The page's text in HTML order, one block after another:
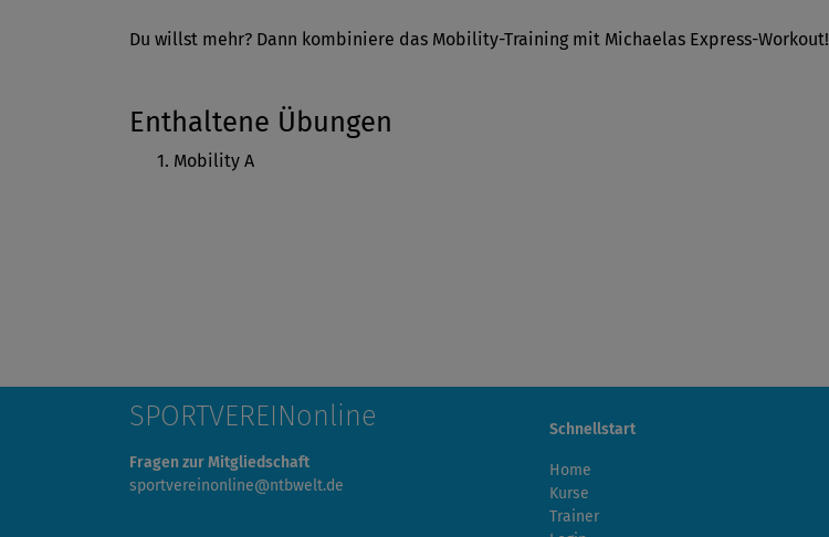
Du willst mehr? Dann kombiniere das Mobility-Training mit Michaelas Express-Workout!
Enthaltene Übungen
Mobility A
SPORTVEREINonline
Fragen zur Mitgliedschaft
sportvereinonline@ntbwelt.de
Schnellstart
Home
Kurse
Trainer